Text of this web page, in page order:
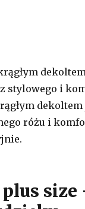
stylowego i
różu i